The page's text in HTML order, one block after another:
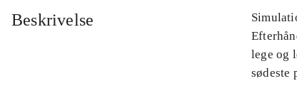
Beskrivelse
lege og
sødeste